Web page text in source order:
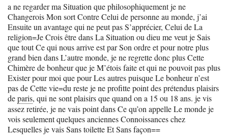
a ne regarder ma Situation que philosophiquement je ne
Changerois Mon sort Contre Celui de personne au monde, j’ai
Ensuite un avantage qui ne peut pas S’apprécier, Celui de La
religion=Je Crois être dans La Situation ou dieu me veut je Sais
que tout Ce qui nous arrive est par Son ordre et pour notre plus
grand bien dans L’autre monde, je ne regrette donc plus Cette
Chimère de bonheur que je M’étois faite et qui ne pouvoit pas plus
Exister pour moi que pour Les autres puisque Le bonheur n’est
pas de Cette vie=du reste je ne profitte point des prétendus plaisirs
deparis, qui ne sont plaisirs que quand on a 15 ou 18 ans. je vis
assez retirée, je ne vais point dans Ce qu’on appelle Le monde je
vois seulement quelques anciennes Connoissances chez
Lesquelles je vais Sans toilette Et Sans façon==